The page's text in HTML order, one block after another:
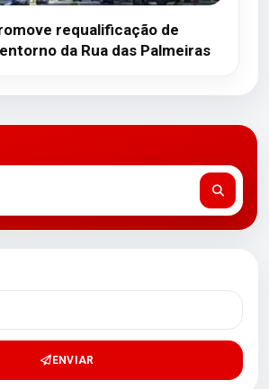
requalificação de
da Rua das Palmeiras
ENVIAR